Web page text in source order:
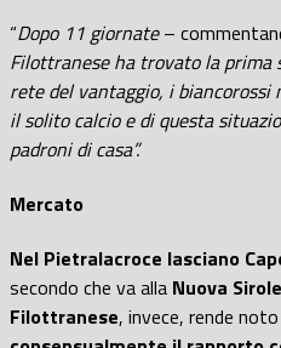
“Dopo 11 giornate–
Filottranese ha trovato la prima
rete del vantaggio, i
il solito calcio e di questa
padroni di casa”.
Mercato
Nel Pietralacroce lasciano
secondo che va alla Nuova
Filottranese, invece, rende